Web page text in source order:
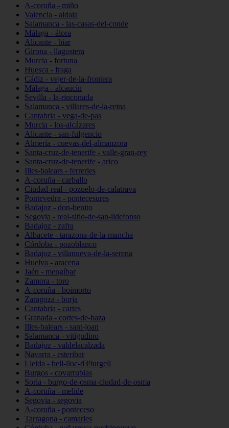
A-coruña - miño
Valencia - aldaia
Salamanca - las-casas-del-conde
Málaga - álora
Alicante - biar
Girona - llagostera
Murcia - fortuna
Huesca - fraga
Cádiz - vejer-de-la-frontera
Málaga - alcaucín
Sevilla - la-rinconada
Salamanca - villares-de-la-reina
Cantabria - vega-de-pas
Murcia - los-alcázares
Alicante - san-fulgencio
Almería - cuevas-del-almanzora
Santa-cruz-de-tenerife - valle-gran-rey
Santa-cruz-de-tenerife - arico
Illes-balears - ferreries
A-coruña - carballo
Ciudad-real - pozuelo-de-calatrava
Pontevedra - pontecesures
Badajoz - don-benito
Segovia - real-sitio-de-san-ildefonso
Badajoz - zafra
Albacete - tarazona-de-la-mancha
Córdoba - pozoblanco
Badajoz - villanueva-de-la-serena
Huelva - aracena
Jaén - mengíbar
Zamora - toro
A-coruña - boimorto
Zaragoza - borja
Cantabria - cartes
Granada - cortes-de-baza
Illes-balears - sant-joan
Salamanca - vitigudino
Badajoz - valdelacalzada
Navarra - esteribar
Lleida - bell-lloc-d39urgell
Burgos - covarrubias
Soria - burgo-de-osma-ciudad-de-osma
A-coruña - melide
Segovia - segovia
A-coruña - ponteceso
Tarragona - camarles